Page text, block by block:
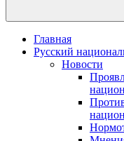
Главная
Русский
Новости